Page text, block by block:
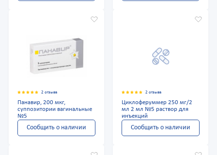
2 отзыва
Панавир, 200 мкг,
суппозитории вагинальные
№5
Сообщить о наличии
2 отзыва
Циклоферуммер 250 мг/2
мл 2 мл №5 раствор для
инъекций
Сообщить о наличии